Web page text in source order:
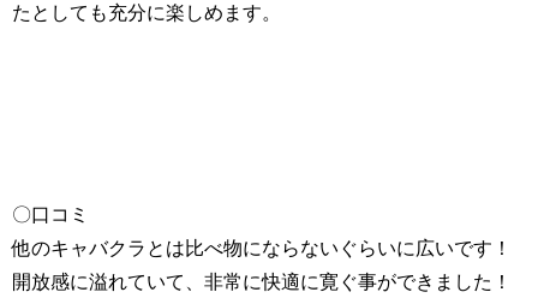
たとしても充分に楽しめます。
〇口コミ
他のキャバクラとは比べ物にならないぐらいに広いです！
開放感に溢れていて、非常に快適に寛ぐ事ができました！